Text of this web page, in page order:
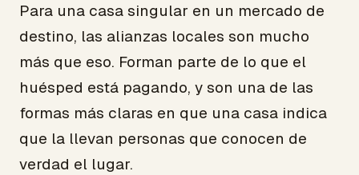
Para una casa singular en un mercado de
destino, las alianzas locales son mucho
más que eso. Forman parte de lo que el
huésped está pagando, y son una de las
formas más claras en que una casa indica
que la llevan personas que conocen de
verdad el lugar.